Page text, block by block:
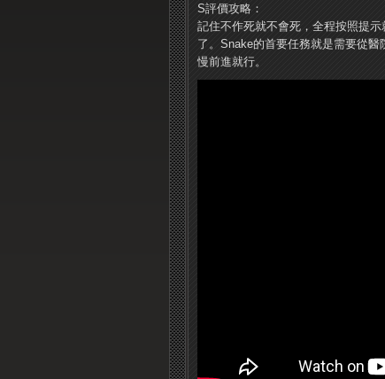
S評價攻略：
記住不作死就不會死，全程按照提
了。Snake的首要任務就是需要從
慢前進就行。